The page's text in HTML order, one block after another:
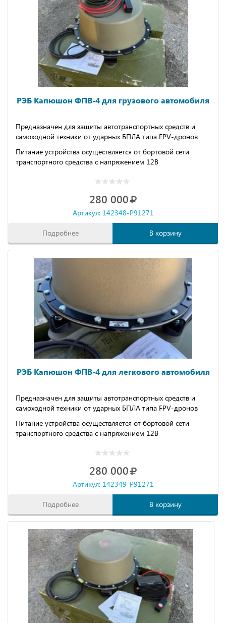
РЭБ Капюшон ФПВ-4 для грузового автомобиля
Предназначен для защиты автотранспортных средств и
самоходной техники от ударных БПЛА типа FPV-дронов
Питание устройства осуществляется от бортовой сети
транспортного средства с напряжением 12В
Зона действия устройства - 200м от защищаемого объекта
Возможно увеличение мощности передатчиков до 50Вт
280 000
Артикул: 142348-P91271
Подробнее В корзину
РЭБ Капюшон ФПВ-4 для легкового автомобиля
Предназначен для защиты автотранспортных средств и
самоходной техники от ударных БПЛА типа FPV-дронов
Питание устройства осуществляется от бортовой сети
транспортного средства с напряжением 12В
Зона действия устройства - 200м от защищаемого объекта
Возможно увеличение мощности передатчиков до 50Вт.
280 000
Артикул: 142349-P91271
Подробнее В корзину